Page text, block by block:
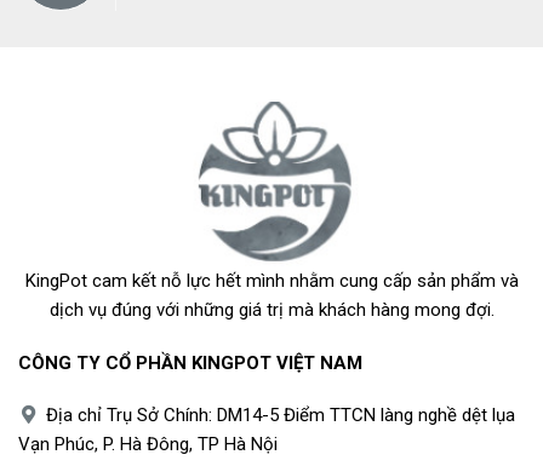
KingPot cam kết nỗ lực hết mình nhằm cung cấp sản phẩm và
dịch vụ đúng với những giá trị mà khách hàng mong đợi.
CÔNG TY CỔ PHẦN KINGPOT VIỆT NAM
Địa chỉ Trụ Sở Chính: DM14-5 Điểm TTCN làng nghề dệt lụa
Vạn Phúc, P. Hà Đông, TP Hà Nội